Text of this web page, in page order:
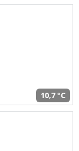
10,7 °C